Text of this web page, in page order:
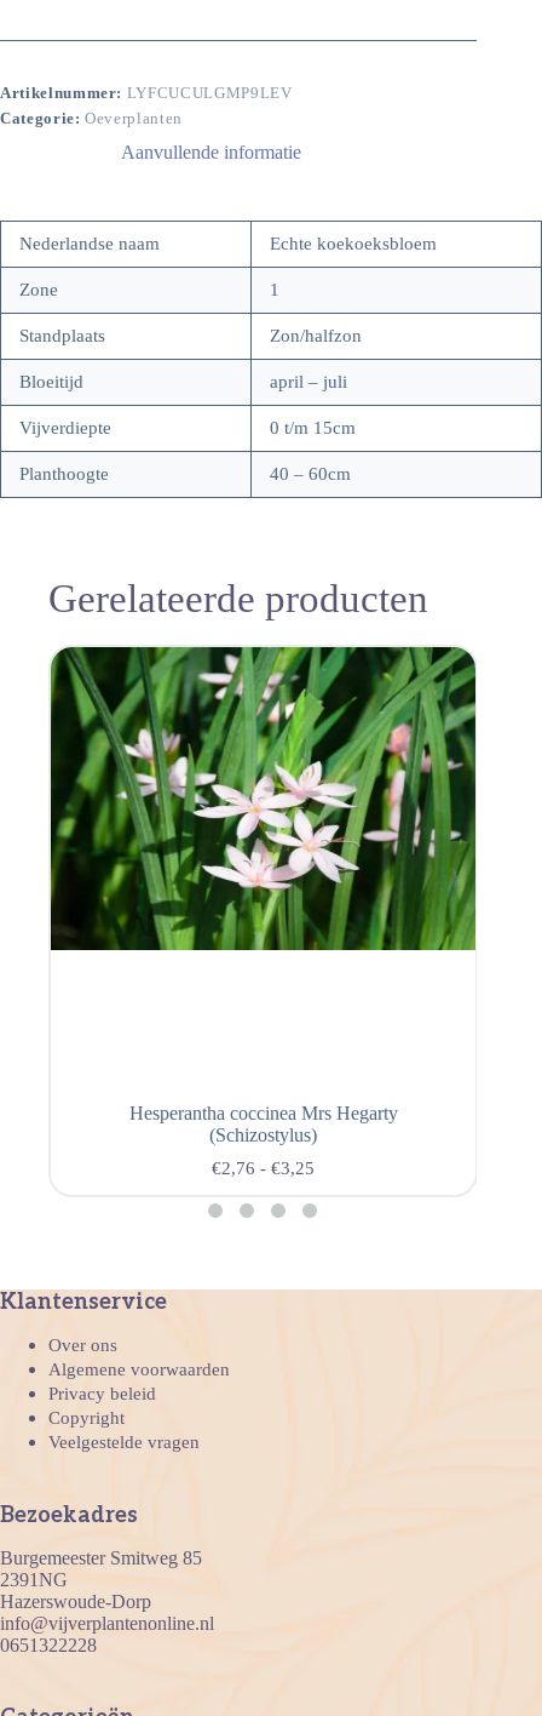
Artikelnummer: LYFCUCULGMP9LEV
Categorie:Oeverplanten
Aanvullende informatie
Nederlandse naam Echte koekoeksbloem
Zone 1
Standplaats Zon/halfzon
Bloeitijd april – juli
Vijverdiepte 0 t/m 15cm
Planthoogte 40 – 60cm
Gerelateerde producten
Hesperantha coccinea Mrs Hegarty
(Schizostylus)
€2,76 -€3,25
Klantenservice
Over ons
Algemene voorwaarden
Privacy beleid
Copyright
Veelgestelde vragen
Bezoekadres
Burgemeester Smitweg 85
2391NG
Hazerswoude-Dorp
info@vijverplantenonline.nl
0651322228